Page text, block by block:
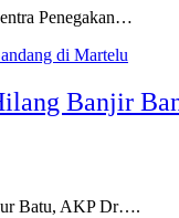
Penegakan…
Banjir
Batu, AKP Dr….